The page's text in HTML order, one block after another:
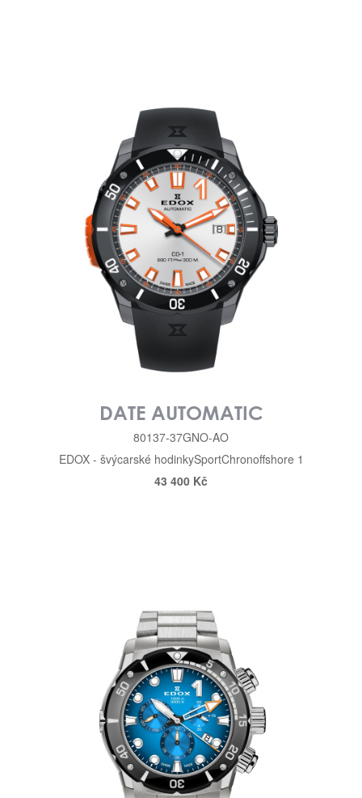
DATE AUTOMATIC
80137-37GNO-AO
EDOX - švýcarské hodinkySportChronoffshore 1
43 400 Kč